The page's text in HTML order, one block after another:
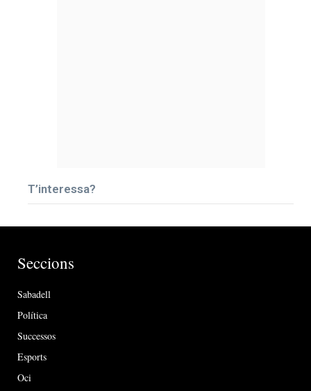
T’interessa?
Seccions
Sabadell
Política
Successos
Esports
Oci